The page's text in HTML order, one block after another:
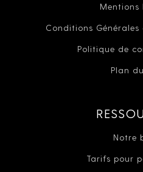
Mentions
Conditions Générales
Politique de
Plan
Notre
Tarifs pour